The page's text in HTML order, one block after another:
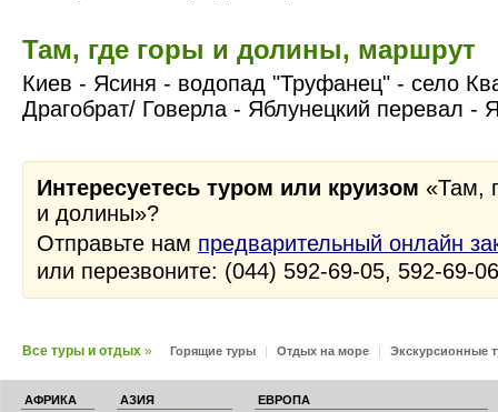
Там, где горы и долины, маршрут
Киев - Ясиня - водопад "Труфанец" - село
Драгобрат/ Говерла - Яблунецкий перевал -
Интересуетесь туром или круизом «Там,
и долины»?
Отправьте нам предварительный онлайн
или перезвоните: (044) 592-69-05, 592-69-06
Все туры и отдых » Горящие туры | Отдых на море | Экскурсионные
АФРИКА
АЗИЯ
ЕВРОПА